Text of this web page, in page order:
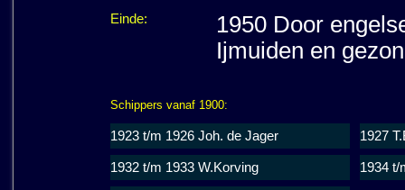
Einde:
1950 Door
Ijmuiden en
Schippers vanaf 1900:
1923 t/m 1926 Joh. de Jager 1927
1932 t/m 1933 W.Korving 1934 t/